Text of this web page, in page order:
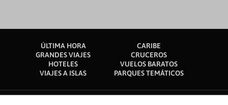
ÚLTIMA HORA
CARIBE
GRANDES VIAJES
CRUCEROS
HOTELES
VUELOS BARATOS
VIAJES A ISLAS
PARQUES TEMÁTICOS